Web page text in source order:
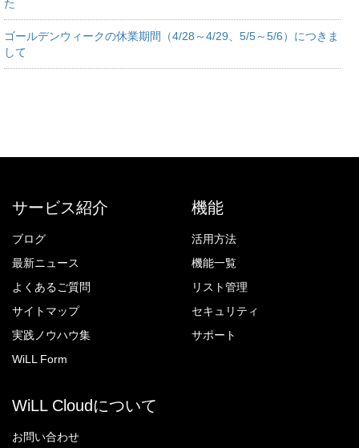
た
ゴールデンウィークの休業期間（4/28～4/29、5/5～5/6）につきま
して
サービス紹介
ブログ
最新ニュース
よくあるご質問
サイトマップ
実践ノウハウ集
WiLL Form
機能
活用方法
機能一覧
リスト管理
セキュリティ
サポート
WiLL Cloudについて
お問い合わせ